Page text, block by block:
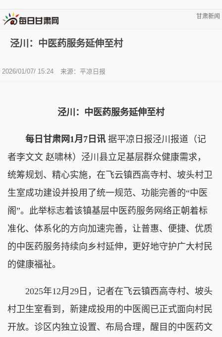
甘肃新闻
泾川：中医药服务延伸至村
2026/01/07/ 15:24 来源：平凉日报
泾川：中医药服务延伸至村
每日甘肃网1月7日讯 据平凉日报泾川报道（记
者李文文 赵啸林）泾川县立足基层群众健康需求，
统筹规划、精心实施，在飞云镇西高寺村、坡头村卫
生室成功建设并投用了统一规范、功能完善的“中医
阁”。此举标志着该镇基层中医药服务网络正朝着标
准化、体系化的方向加速完善，让普惠、便捷、优质
的中医药服务持续向乡村延伸，更好地守护广大村民
的健康福祉。
2025年12月29日，记者在飞云镇西高寺村、坡头
村卫生室看到，新建成投用的中医阁已正式面向村民
开放。诊区内独立设置、布局合理，醒目的中医药文